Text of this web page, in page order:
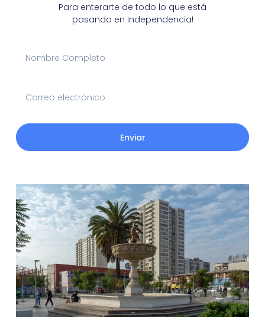
Para enterarte de todo lo que está
pasando en Independencia!
Enviar